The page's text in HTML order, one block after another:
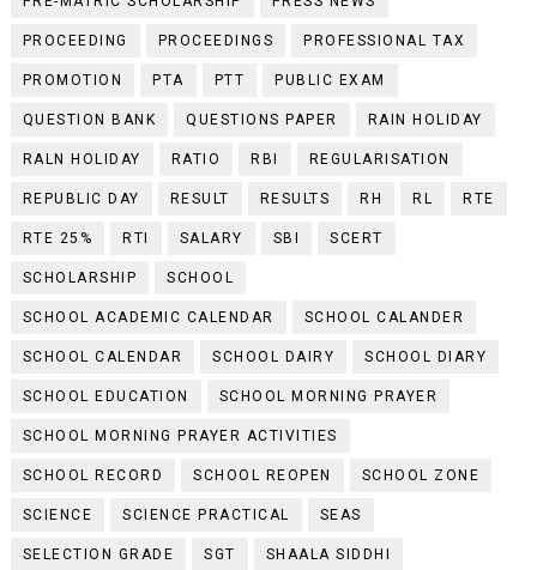
PROCEEDING PROCEEDINGS PROFESSIONAL TAX
PROMOTION PTA PTT PUBLIC EXAM
QUESTION BANK QUESTIONS PAPER RAIN HOLIDAY
RALN HOLIDAY RATIO RBI REGULARISATION
REPUBLIC DAY RESULT RESULTS RH RL RTE
RTE 25% RTI SALARY SBI SCERT
SCHOLARSHIP SCHOOL
SCHOOL ACADEMIC CALENDAR SCHOOL CALANDER
SCHOOL CALENDAR SCHOOL DAIRY SCHOOL DIARY
SCHOOL EDUCATION SCHOOL MORNING PRAYER
SCHOOL MORNING PRAYER ACTIVITIES
SCHOOL RECORD SCHOOL REOPEN SCHOOL ZONE
SCIENCE SCIENCE PRACTICAL SEAS
SELECTION GRADE SGT SHAALA SIDDHI